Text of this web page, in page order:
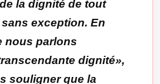
la dignité de tout
exception. En
nous parlons
dignité»,
souligner que la